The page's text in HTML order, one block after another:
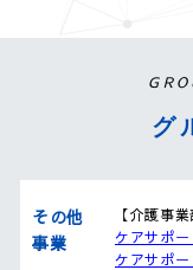
グ
その他
事業
【介護事業
ケアサポ
ケアサポ